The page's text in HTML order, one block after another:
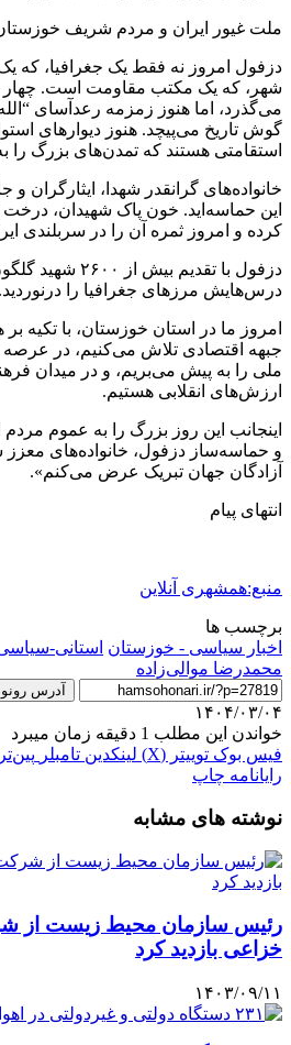
ملت غیور ایران و مردم شریف
دزفول امروز نه فقط یک جغرافیا، که
شهر، که یک مکتب مقاومت است. چهار
می‌گذرد، اما هنوز زمزمه رعدآسای
گوش تاریخ می‌پیچد. هنوز دیوارهای
استقامتی هستند که تمدن‌های بزرگ را
خانواده‌های گرانقدر شهدا، ایثارگران و
این حماسه‌اید. خون پاک شهیدان، درخت
کرده و امروز ثمره آن را در سربلندی
دزفول با تقدیم
درس‌هایش مرزهای جغرافیا را درنوردید.
امروز ما در استان خوزستان، با تکیه
جبهه اقتصادی تلاش می‌کنیم، در عرصه
ملی را به پیش می‌بریم، و در میدان
ارزش‌های انقلابی هستیم.
اینجانب این روز بزرگ را به عموم
و حماسه‌ساز دزفول، خانواده‌های معزز
آزادگان جهان تبریک عرض می‌کنم».
انتهای پیام
منبع:همشهری آنلاین
برچسب ها
اخبار سیاسی - خوزستان استانی-
محمدرضا موالی‌زاده
آدرس
۱۴۰۴/۰۳/۰۴
خواندن این مطلب 1 دقیقه زمان میبرد
فیس بوک توییتر (X) لینکدین ‫تامبلر
رایانامه چاپ
نوشته های مشابه
رئیس سازمان محیط زیست از
خزاعی بازدید کرد
۱۴۰۳/۰۹/۱۱